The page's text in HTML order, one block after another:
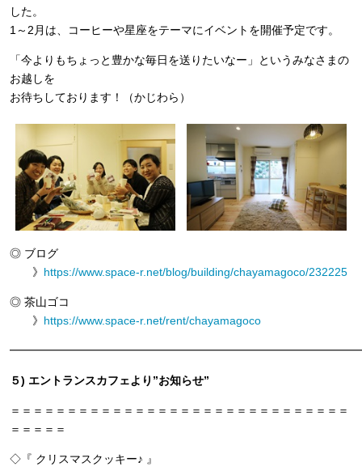
した。
1～2月は、コーヒーや星座をテーマにイベントを開催予定です。
「今よりもちょっと豊かな毎日を送りたいなー」というみなさまの
お越しを
お待ちしております！（かじわら）
◎ ブログ
》 https://www.space-r.net/blog/building/chayamagoco/232225
◎ 茶山ゴコ
》 https://www.space-r.net/rent/chayamagoco
５) エントランスカフェより”お知らせ”
＝＝＝＝＝＝＝＝＝＝＝＝＝＝＝＝＝＝＝＝＝＝＝＝＝＝＝＝＝＝
＝＝＝＝＝
◇『 クリスマスクッキー♪ 』